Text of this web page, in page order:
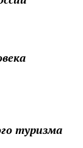
туризма